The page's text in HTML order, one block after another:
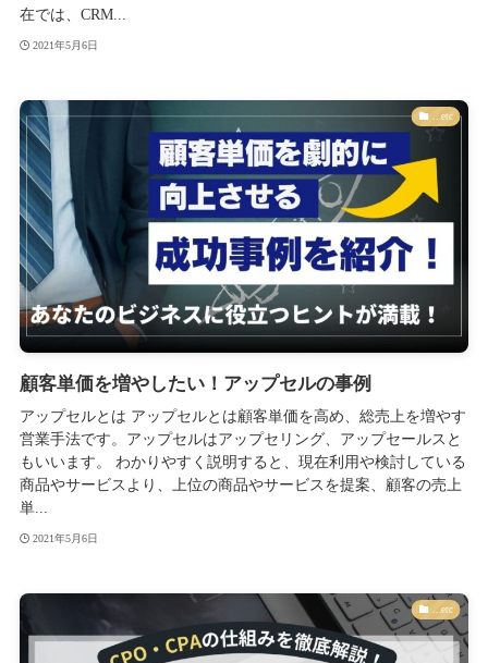
在では、CRM...
2021年5月6日
...etc
顧客単価を増やしたい！アップセルの事例
アップセルとは アップセルとは顧客単価を高め、総売上を増やす
営業手法です。アップセルはアップセリング、アップセールスと
もいいます。 わかりやすく説明すると、現在利用や検討している
商品やサービスより、上位の商品やサービスを提案、顧客の売上
単...
2021年5月6日
...etc